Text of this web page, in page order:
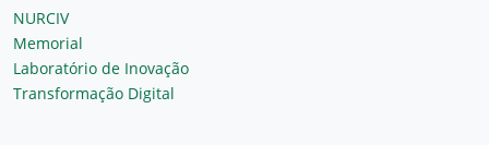
NURCIV
Memorial
Laboratório de Inovação
Transformação Digital